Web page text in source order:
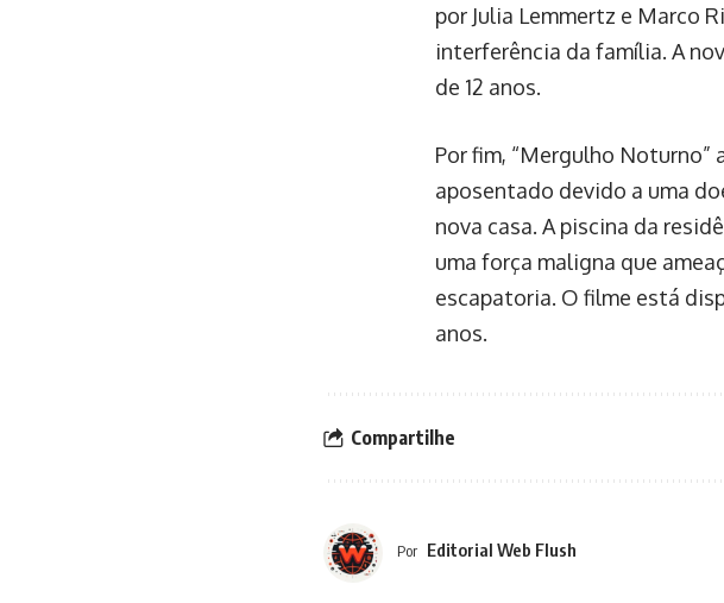
por Julia Lemmertz e Marco
interferência da família. A
de 12 anos.
Por fim, “Mergulho
aposentado devido a uma
nova casa. A piscina da
uma força maligna que
escapatoria. O filme está
anos.
Compartilhe
Por Editorial Web Flush